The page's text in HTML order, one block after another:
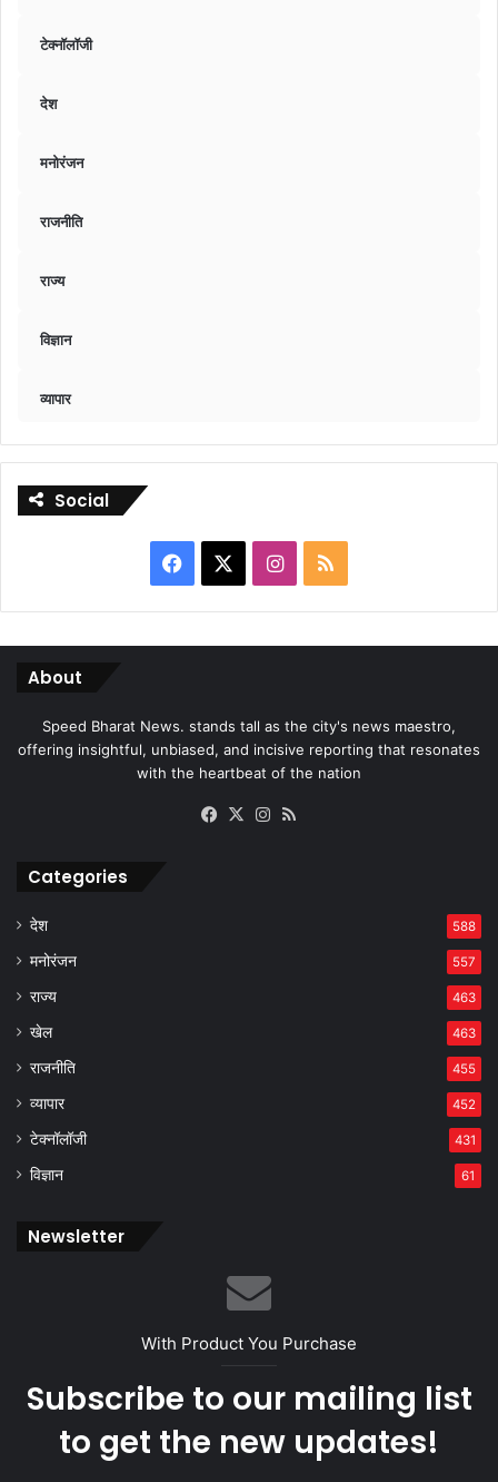
टेक्नॉलॉजी
देश
मनोरंजन
राजनीति
राज्य
विज्ञान
व्यापार
Social
Facebook Instagram
RSS
About
Speed Bharat News. stands tall as the city's news maestro,
offering insightful, unbiased, and incisive reporting that resonates
with the heartbeat of the nation
Facebook
X Instagram
Categories
देश 588
मनोरंजन 557
राज्य 463
खेल 463
राजनीति 455
व्यापार 452
टेक्नॉलॉजी 431
विज्ञान 61
Newsletter
With Product You Purchase
Subscribe to our mailing list
to get the new updates!